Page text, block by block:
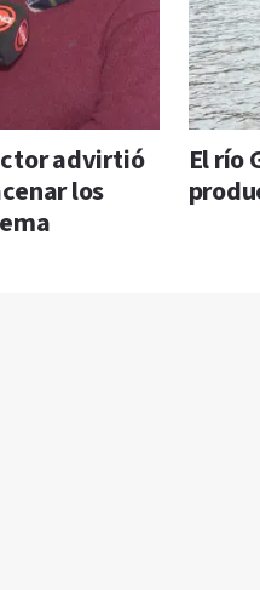
advirtió
los
El río